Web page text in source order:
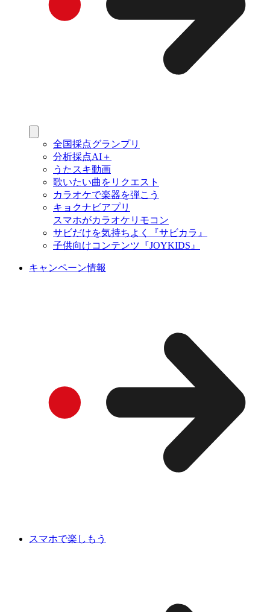
全国採点グランプリ
分析採点AI＋
うたスキ動画
歌いたい曲をリクエスト
カラオケで楽器を弾こう
キョクナビアプリ
スマホがカラオケリモコン
サビだけを気持ちよく『サビカラ』
子供向けコンテンツ『JOYKIDS』
キャンペーン情報
スマホで楽しもう